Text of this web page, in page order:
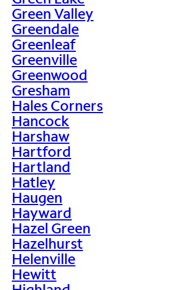
Green Valley
Greendale
Greenleaf
Greenville
Greenwood
Gresham
Hales Corners
Hancock
Harshaw
Hartford
Hartland
Hatley
Haugen
Hayward
Hazel Green
Hazelhurst
Helenville
Hewitt